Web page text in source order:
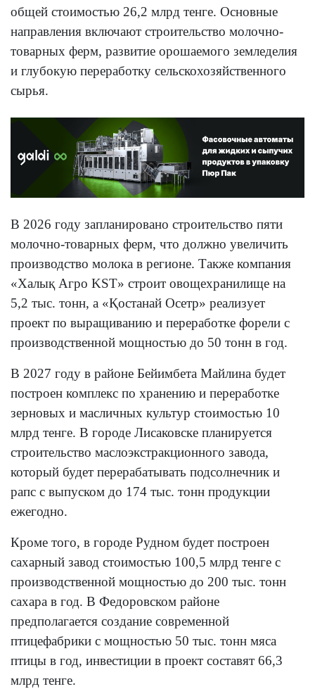
общей стоимостью 26,2 млрд тенге. Основные
направления включают строительство молочно-
товарных ферм, развитие орошаемого земледелия
и глубокую переработку сельскохозяйственного
сырья.
В 2026 году запланировано строительство пяти
молочно-товарных ферм, что должно увеличить
производство молока в регионе. Также компания
«Халық Агро KST» строит овощехранилище на
5,2 тыс. тонн, а «Қостанай Осетр» реализует
проект по выращиванию и переработке форели с
производственной мощностью до 50 тонн в год.
В 2027 году в районе Бейимбета Майлина будет
построен комплекс по хранению и переработке
зерновых и масличных культур стоимостью 10
млрд тенге. В городе Лисаковске планируется
строительство маслоэкстракционного завода,
который будет перерабатывать подсолнечник и
рапс с выпуском до 174 тыс. тонн продукции
ежегодно.
Кроме того, в городе Рудном будет построен
сахарный завод стоимостью 100,5 млрд тенге с
производственной мощностью до 200 тыс. тонн
сахара в год. В Федоровском районе
предполагается создание современной
птицефабрики с мощностью 50 тыс. тонн мяса
птицы в год, инвестиции в проект составят 66,3
млрд тенге.